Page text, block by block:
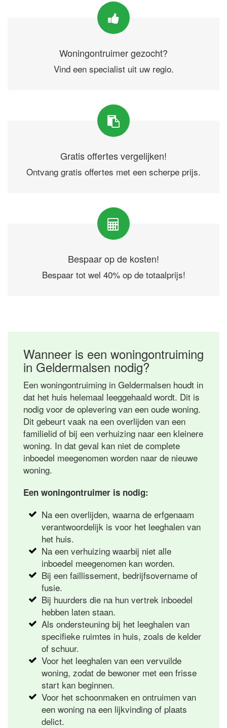
Woningontruimer gezocht?
Vind een specialist uit uw regio.
Gratis offertes vergelijken!
Ontvang gratis offertes met een scherpe prijs.
Bespaar op de kosten!
Bespaar tot wel 40% op de totaalprijs!
Wanneer is een woningontruiming
in Geldermalsen nodig?
Een woningontruiming in Geldermalsen houdt in
dat het huis helemaal leeggehaald wordt. Dit is
nodig voor de oplevering van een oude woning.
Dit gebeurt vaak na een overlijden van een
familielid of bij een verhuizing naar een kleinere
woning. In dat geval kan niet de complete
inboedel meegenomen worden naar de nieuwe
woning.
Een woningontruimer is nodig:
Na een overlijden, waarna de erfgenaam
verantwoordelijk is voor het leeghalen van
het huis.
Na een verhuizing waarbij niet alle
inboedel meegenomen kan worden.
Bij een faillissement, bedrijfsovername of
fusie.
Bij huurders die na hun vertrek inboedel
hebben laten staan.
Als ondersteuning bij het leeghalen van
specifieke ruimtes in huis, zoals de kelder
of schuur.
Voor het leeghalen van een vervuilde
woning, zodat de bewoner met een frisse
start kan beginnen.
Voor het schoonmaken en ontruimen van
een woning na een lijkvinding of plaats
delict.